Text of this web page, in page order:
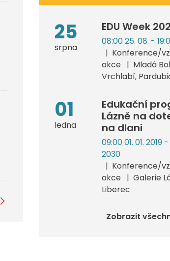
25
srpna
EDU Week
08:00 25. 08. -
Konference/
akce
Mladá
Vrchlabí,
01
ledna
Edukační
Lázně na
na dlani
09:00 01. 01. 2019 -
2030
Konference/
akce
Galerie
Liberec
Zobrazit